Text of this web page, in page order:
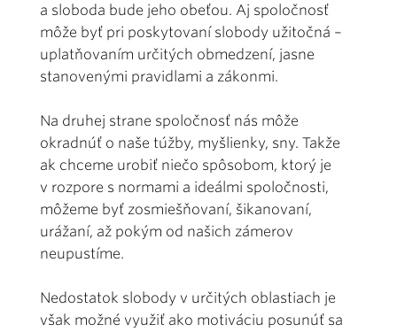
a sloboda bude jeho obeťou. Aj spoločnosť
môže byť pri poskytovaní slobody užitočná –
uplatňovaním určitých obmedzení, jasne
stanovenými pravidlami a zákonmi.
Na druhej strane spoločnosť nás môže
okradnúť o naše túžby, myšlienky, sny. Takže
ak chceme urobiť niečo spôsobom, ktorý je
v rozpore s normami a ideálmi spoločnosti,
môžeme byť zosmiešňovaní, šikanovaní,
urážaní, až pokým od našich zámerov
neupustíme.
Nedostatok slobody v určitých oblastiach je
však možné využiť ako motiváciu posunúť sa